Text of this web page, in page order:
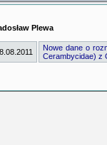
Plewa
Nowe dane o
Cerambycidae) z